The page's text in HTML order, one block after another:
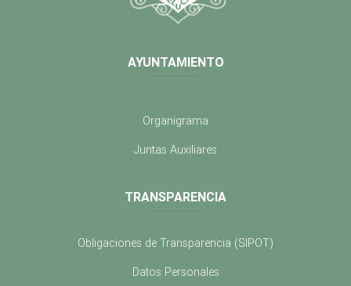
AYUNTAMIENTO
Organigrama
Juntas Auxiliares
TRANSPARENCIA
Obligaciones de Transparencia (SIPOT)
Datos Personales